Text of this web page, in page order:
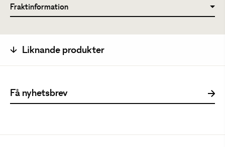
Fraktinformation
Liknande produkter